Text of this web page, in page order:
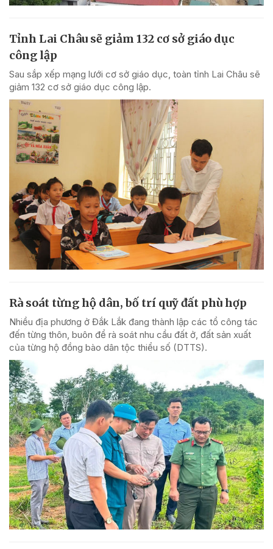
Tỉnh Lai Châu sẽ giảm 132 cơ sở giáo dục
công lập
Sau sắp xếp mạng lưới cơ sở giáo dục, toàn tỉnh Lai Châu sẽ
giảm 132 cơ sở giáo dục công lập.
Rà soát từng hộ dân, bố trí quỹ đất phù hợp
Nhiều địa phương ở Đắk Lắk đang thành lập các tổ công tác
đến từng thôn, buôn để rà soát nhu cầu đất ở, đất sản xuất
của từng hộ đồng bào dân tộc thiểu số (DTTS).